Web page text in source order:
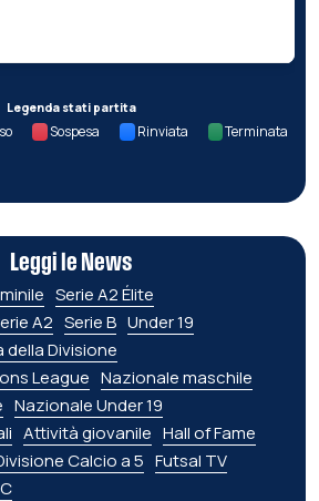
Legenda stati partita
Sospesa Rinviata Terminata
Leggi le News
Serie A2 Élite
A2 Serie B Under 19
della Divisione
League Nazionale maschile
Nazionale Under 19
Attività giovanile Hall of Fame
Calcio a 5 Futsal TV